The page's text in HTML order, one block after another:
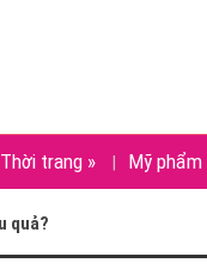
Thời trang » Mỹ phẩm
quả?